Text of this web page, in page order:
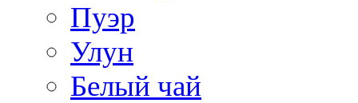
Пуэр
Улун
Белый чай